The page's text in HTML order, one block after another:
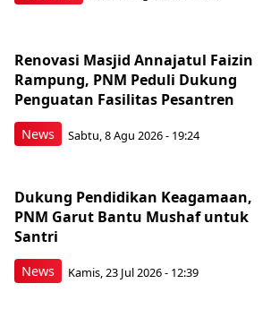
News
Renovasi Masjid Annajatul Faizin
Rampung, PNM Peduli Dukung
Penguatan Fasilitas Pesantren
Sabtu, 8 Agu 2026 - 19:24
News
Dukung Pendidikan Keagamaan,
PNM Garut Bantu Mushaf untuk
Santri
Kamis, 23 Jul 2026 - 12:39